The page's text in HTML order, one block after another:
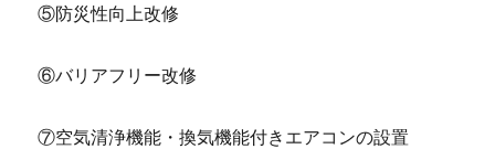
⑤防災性向上改修
⑥バリアフリー改修
⑦空気清浄機能・換気機能付きエアコンの設置